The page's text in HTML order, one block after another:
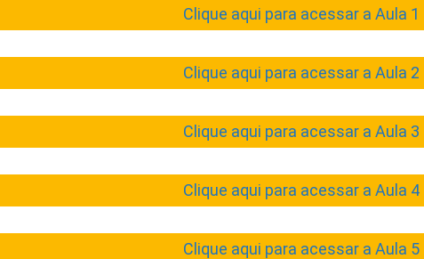
Clique aqui para acessar a Aula 1
Clique aqui para acessar a Aula 2
Clique aqui para acessar a Aula 3
Clique aqui para acessar a Aula 4
Clique aqui para acessar a Aula 5